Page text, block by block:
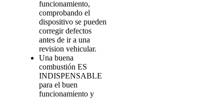
funcionamiento,
comprobando el
dispositivo se pueden
corregir defectos
antes de ir a una
revision vehicular.
Una buena
combustión ES
INDISPENSABLE
para el buen
funcionamiento y